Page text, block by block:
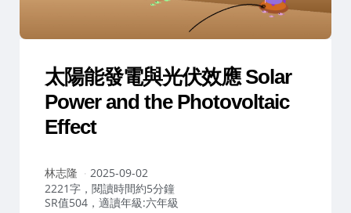
太陽能發電與光伏效應 Solar
Power and the Photovoltaic
Effect
作
者：
林志隆
2025-09-02
2221字，閱讀時間約5分鐘
SR值504，適讀年級:六年級